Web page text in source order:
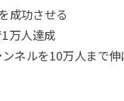
成功させる
万人達成
ネルを10万人まで伸